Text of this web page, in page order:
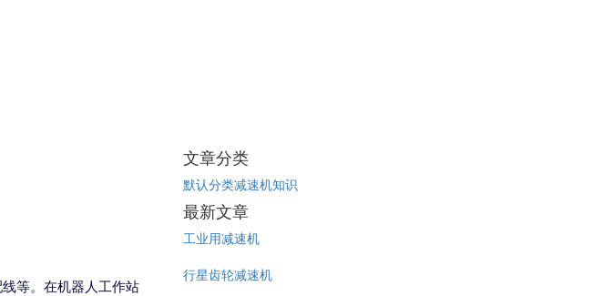
等。在机器人工作站
文章分类
默认分类减速机知识
最新文章
工业用减速机
行星齿轮减速机